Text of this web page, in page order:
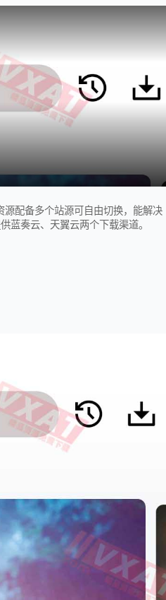
配备多个站源可自由切换，能解决
蓝奏云、天翼云两个下载渠道。